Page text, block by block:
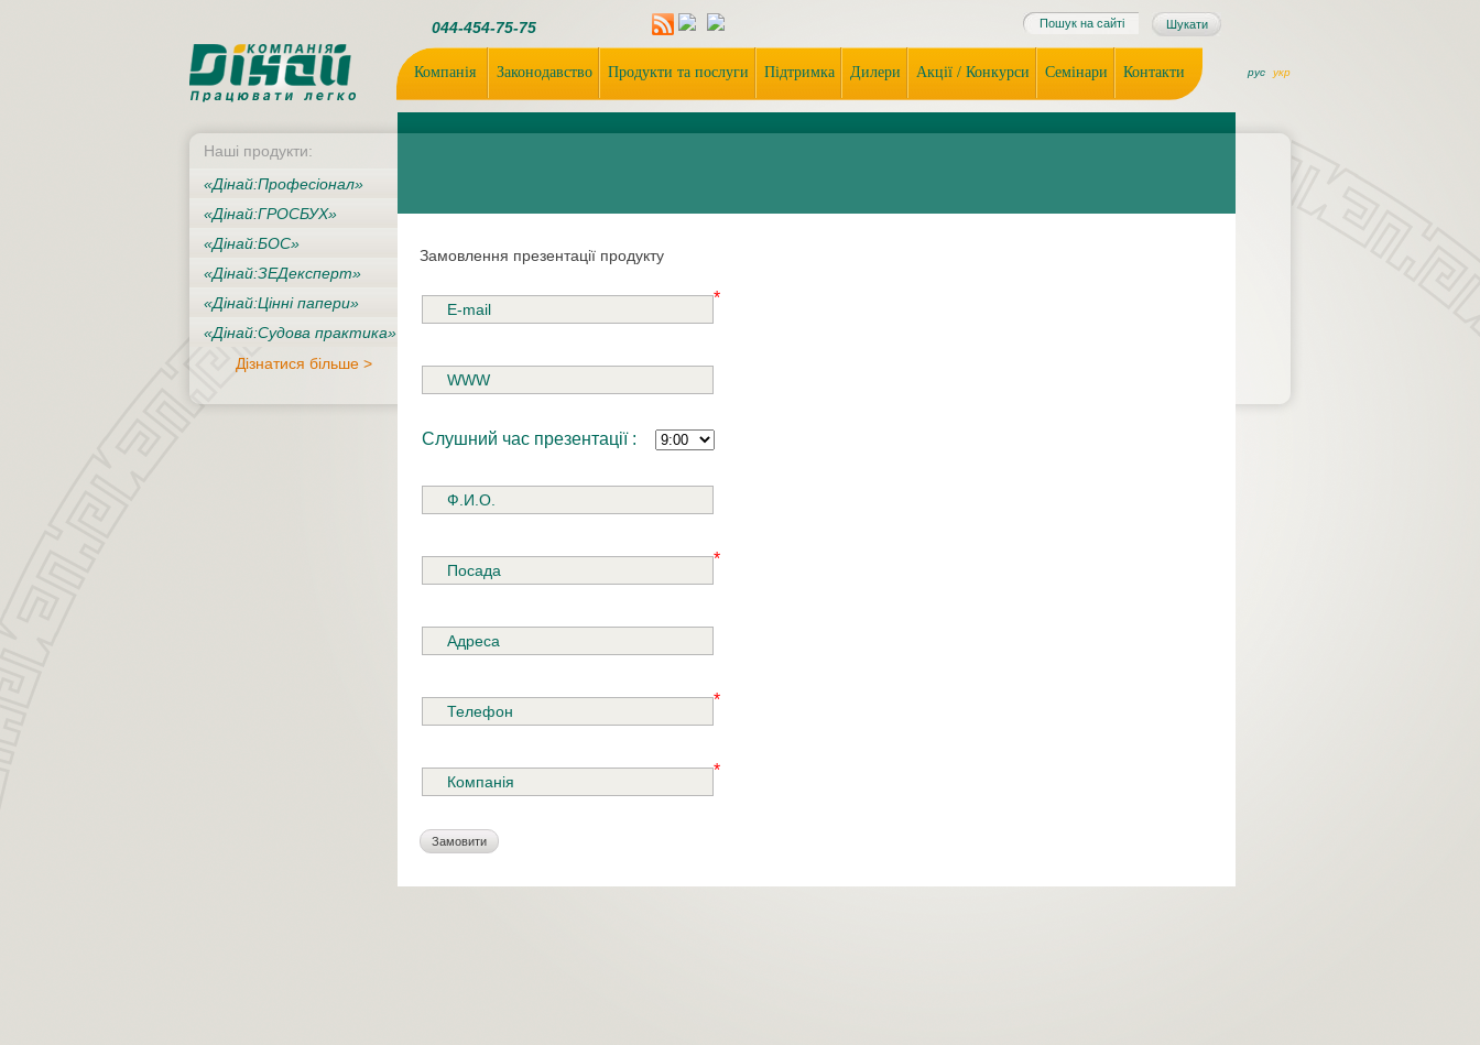
044-454-75-75
Компанія Законодавство Продукти та послуги Підтримка Дилери Акції / Конкурси Семінари Контакти рус укр
Нашi продукти:
«Дiнай:Професіонал»
«Дiнай:ГРОСБУХ»
«Дiнай:БОС»
«Дiнай:ЗЕДексперт»
«Дiнай:Цінні папери»
«Дiнай:Судова практика»
Дізнатися більше >
Замовлення презентації продукту
*
Слушний час презентації :
*
*
*